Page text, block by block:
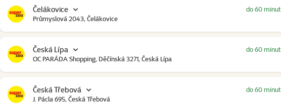
Čelákovice
Průmyslová 2043, Čelákovice
do 60 minut
Česká Lípa
OC PARÁDA Shopping, Děčínská 3271, Česká Lípa
do 60 minut
Česká Třebová
J. Pácla 695, Česká Třebová
do 60 minut